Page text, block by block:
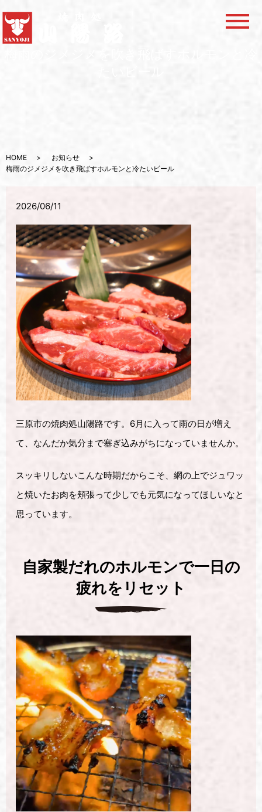
メ
HOME
お知らせ
梅雨のジメジメを吹き飛ばすホルモンと冷たいビール
2026/06/11
三原市の焼肉処山陽路です。6月に入って雨の日が増え
て、なんだか気分まで塞ぎ込みがちになっていませんか。
スッキリしないこんな時期だからこそ、網の上でジュワッ
と焼いたお肉を頬張って少しでも元気になってほしいなと
思っています。
自家製だれのホルモンで一日の
疲れをリセット